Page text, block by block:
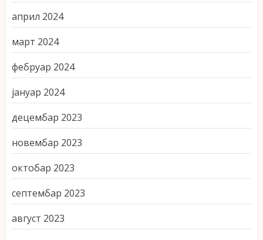
април 2024
март 2024
фебруар 2024
јануар 2024
децембар 2023
новембар 2023
октобар 2023
септембар 2023
август 2023